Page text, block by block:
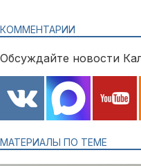
КОММЕНТАРИИ
Обсуждайте новости
МАТЕРИАЛЫ ПО ТЕМЕ